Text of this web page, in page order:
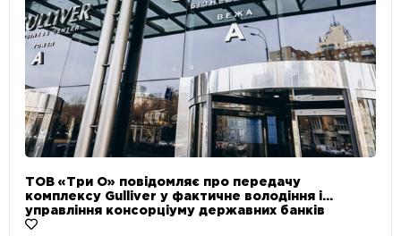
ТОВ «Три О» повідомляє про передачу
комплексу Gulliver у фактичне володіння і
управління консорціуму державних банків